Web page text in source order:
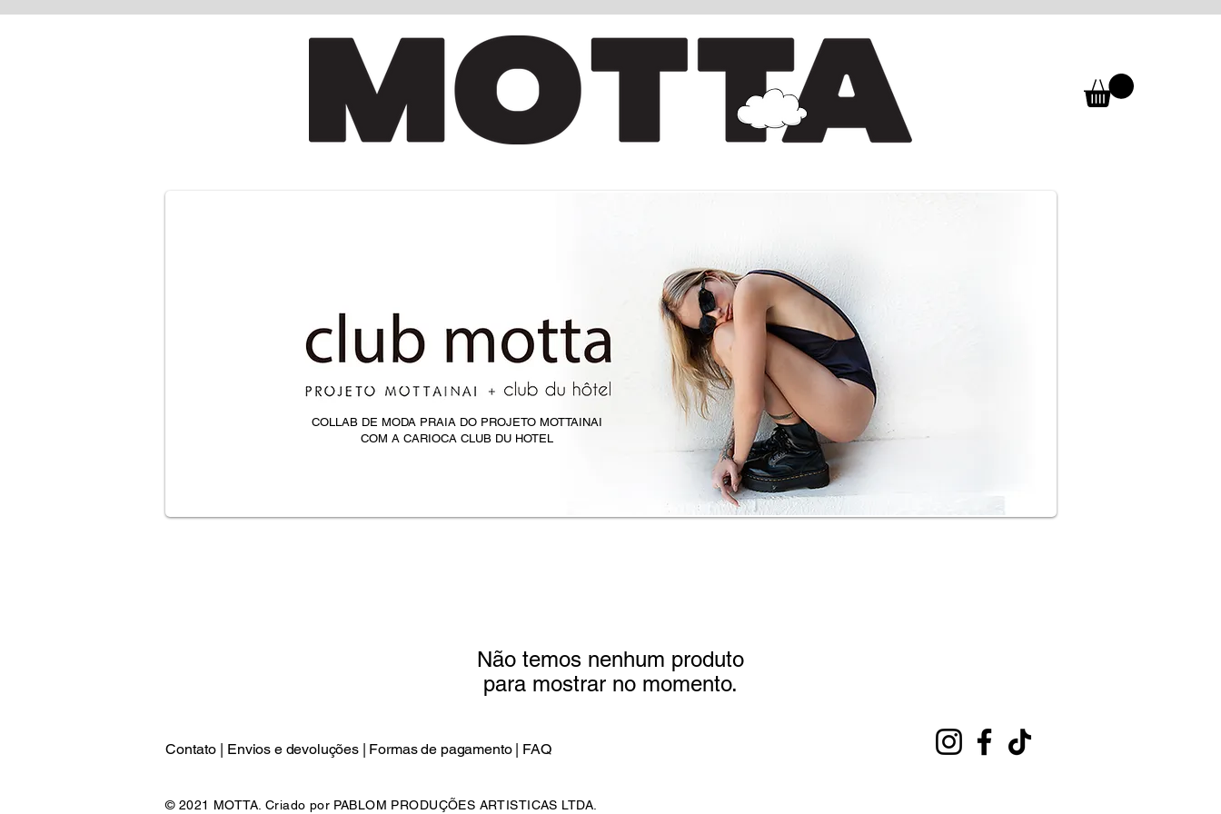
COLLAB DE MODA PRAIA DO PROJETO MOTTAINAI
COM A CARIOCA CLUB DU HOTEL
Não temos nenhum produto
para mostrar no momento.
Contato | Envios e devoluções | Formas de pagamento | FAQ
© 2021 MOTTA. Criado por PABLOM PRODUÇÕES ARTISTICAS LTDA.